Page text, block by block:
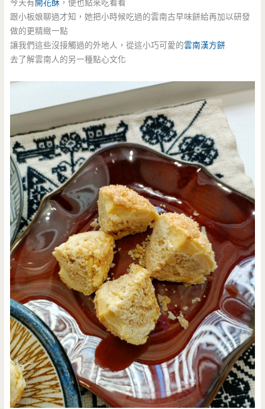
今天有開花酥 ，便也點來吃看看
跟小板娘聊過才知，她把小時候吃過的雲南古早味餅給再加以研發
做的更精緻一點
讓我們這些沒接觸過的外地人，從這小巧可愛的雲南漢方餅
去了解雲南人的另一種點心文化